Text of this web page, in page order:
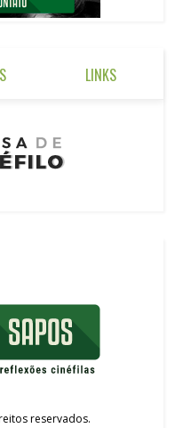
LINKS
reservados.